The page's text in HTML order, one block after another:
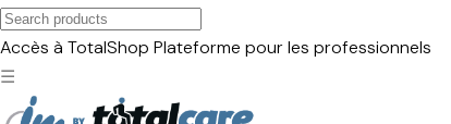
Search
products
Accès à TotalShop Plateforme pour les professionnels
☰